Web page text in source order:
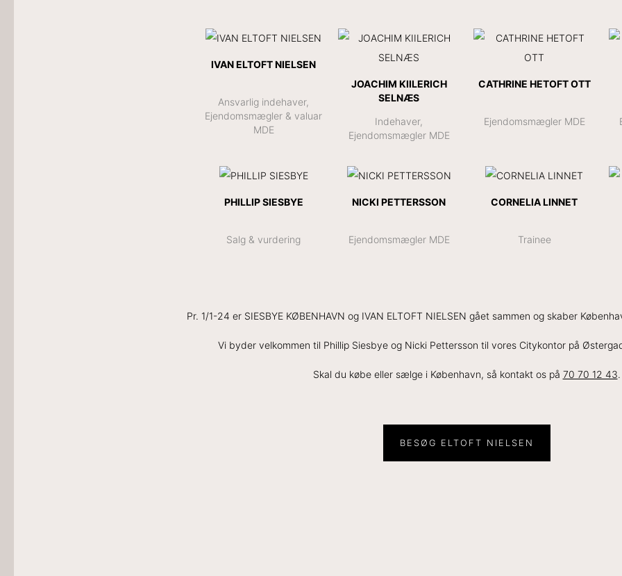
IVAN ELTOFT NIELSEN
Ansvarlig indehaver,
Ejendomsmægler & valuar
MDE
JOACHIM KIILERICH
SELNÆS
Indehaver,
Ejendomsmægler MDE
CATHRINE HETOFT OTT
Ejendomsmægler MDE
PHILLIP SIESBYE
Salg & vurdering
NICKI PETTERSSON
Ejendomsmægler MDE
CORNELIA LINNET
Trainee
Pr. 1/1-24 er SIESBYE KØBENHAVN og IVAN ELTOFT NIELSEN gået sammen og skaber
Vi byder velkommen til Phillip Siesbye og Nicki Pettersson til vores Citykontor på
Skal du købe eller sælge i København, så kontakt os på 70 70 12 43.
BESØG ELTOFT NIELSEN